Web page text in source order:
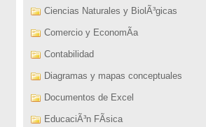
Ciencias Naturales y BiolÃ³gicas
Comercio y EconomÃ­a
Contabilidad
Diagramas y mapas conceptuales
Documentos de Excel
EducaciÃ³n FÃ­sica